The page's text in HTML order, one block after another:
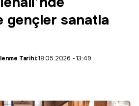
gençler sanatla
Tarihi:18.05.2026 - 13:49